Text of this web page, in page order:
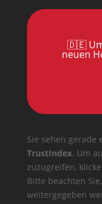
🇩🇪
neuen
Sie sehen gerade
TrustIndex. Um
zuzugreifen,
Bitte beachten
weitergegeben